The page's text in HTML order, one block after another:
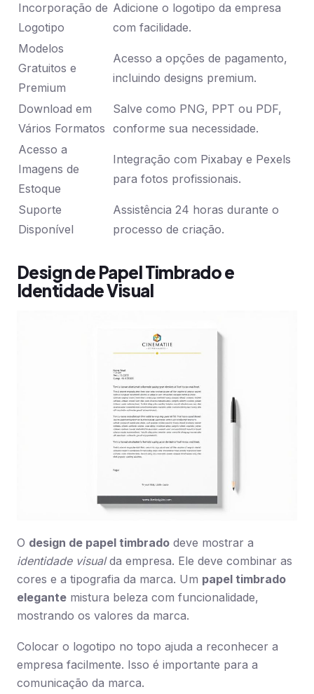
Incorporação de
Logotipo
Adicione o logotipo da empresa
com facilidade.
Modelos
Gratuitos e
Premium
Acesso a opções de pagamento,
incluindo designs premium.
Download em
Vários Formatos
Salve como PNG, PPT ou PDF,
conforme sua necessidade.
Acesso a
Imagens de
Estoque
Integração com Pixabay e Pexels
para fotos profissionais.
Suporte
Disponível
Assistência 24 horas durante o
processo de criação.
Design de Papel Timbrado e
Identidade Visual
O design de papel timbrado deve mostrar a
identidade visualda empresa. Ele deve combinar as
cores e a tipografia da marca. Um papel timbrado
elegante mistura beleza com funcionalidade,
mostrando os valores da marca.
Colocar o logotipo no topo ajuda a reconhecer a
empresa facilmente. Isso é importante para a
comunicação da marca.